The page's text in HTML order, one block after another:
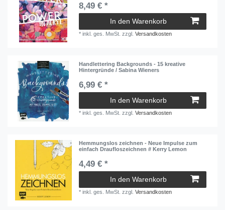
8,49 € *
In den Warenkorb
*inkl. ges. MwSt. zzgl.Versandkosten
Handlettering Backgrounds - 15 kreative
Hintergründe / Sabina Wieners
6,99 € *
In den Warenkorb
*inkl. ges. MwSt. zzgl.Versandkosten
Hemmungslos zeichnen - Neue Impulse zum
einfach Draufloszeichnen # Kerry Lemon
4,49 € *
In den Warenkorb
*inkl. ges. MwSt. zzgl.Versandkosten